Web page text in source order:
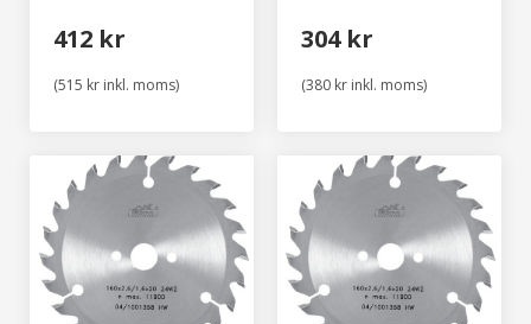
412 kr
(515 kr inkl. moms)
304 kr
(380 kr inkl. moms)